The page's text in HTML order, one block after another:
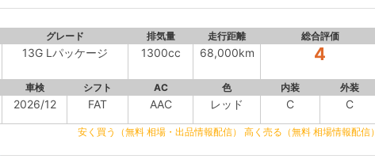
グレード 排気量 走行距離 総合評価
13G Lパッケージ 1300cc 68,000km 4
車検 シフト AC 色 内装 外装
2026/12 FAT AAC レッド C C
安く買う（無料 相場・出品情報配信） 高く売る（無料 相場情報配信）